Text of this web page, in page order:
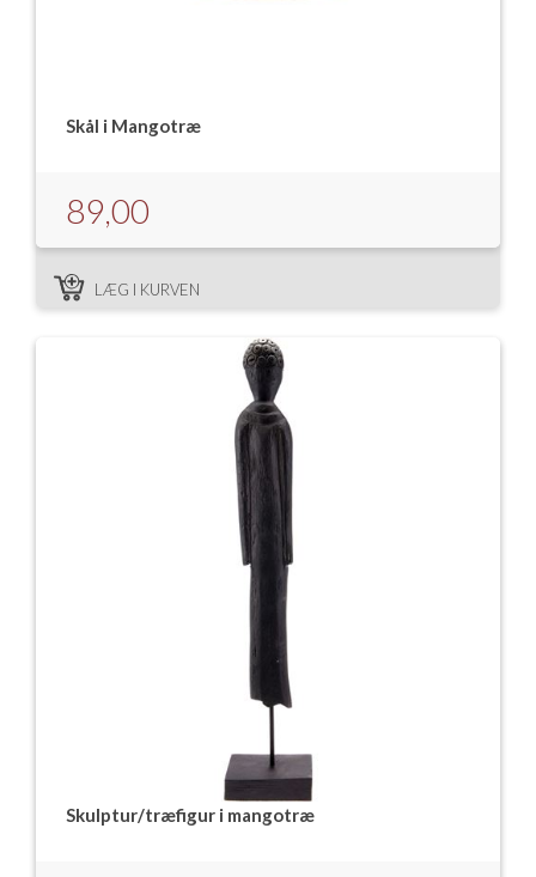
Skål i Mangotræ
89,00
LÆG I KURVEN
Skulptur/træfigur i mangotræ